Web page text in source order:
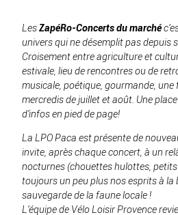
LesZapéRo-Concerts du marché
univers qui ne désemplit pas depuis
Croisement entre agriculture et
estivale, lieu de rencontres ou de
musicale, poétique, gourmande, une
mercredis de juillet et août. Une
d’infos en pied de page!
La LPO Paca est présente de
invite, après chaque concert, à un
nocturnes (chouettes hulottes,
toujours un peu plus nos esprits à la
sauvegarde de la faune locale !
L’équipe de Vélo Loisir Provence